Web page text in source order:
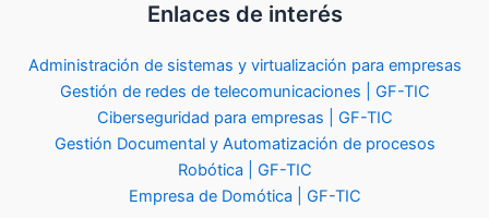
Enlaces de interés
Administración de sistemas y virtualización para empresas
Gestión de redes de telecomunicaciones | GF-TIC
Ciberseguridad para empresas | GF-TIC
Gestión Documental y Automatización de procesos
Robótica | GF-TIC
Empresa de Domótica | GF-TIC